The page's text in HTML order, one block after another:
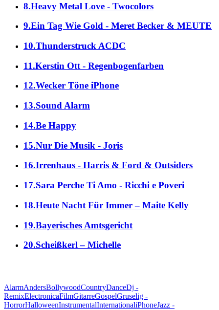
8.Heavy Metal Love - Twocolors
9.Ein Tag Wie Gold - Meret Becker & MEUTE
10.Thunderstruck ACDC
11.Kerstin Ott - Regenbogenfarben
12.Wecker Töne iPhone
13.Sound Alarm
14.Be Happy
15.Nur Die Musik - Joris
16.Irrenhaus - Harris & Ford & Outsiders
17.Sara Perche Ti Amo - Ricchi e Poveri
18.Heute Nacht Für Immer – Maite Kelly
19.Bayerisches Amtsgericht
20.Scheißkerl – Michelle
AlarmAndersBollywoodCountryDanceDj -
RemixElectronicaFilmGitarreGospelGruselig -
HorrorHalloweenInstrumentalInternationaliPhoneJazz -